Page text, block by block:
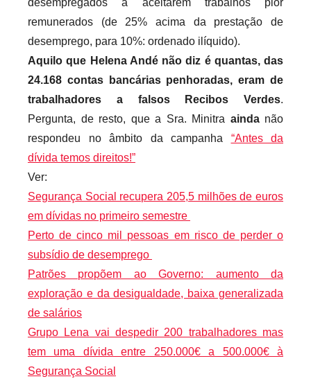
remunerados (de 25% acima da prestação de
desemprego, para 10%: ordenado ilíquido).
Aquilo que Helena Andé não diz é quantas, das
24.168 contas bancárias penhoradas, eram de
trabalhadores a falsos Recibos Verdes.
Pergunta, de resto, que a Sra. Minitra ainda não
respondeu no âmbito da campanha “Antes da
dívida temos direitos!”
Ver:
Segurança Social recupera 205,5 milhões de euros
em dívidas no primeiro semestre
Perto de cinco mil pessoas em risco de perder o
subsídio de desemprego
Patrões propõem ao Governo: aumento da
exploração e da desigualdade, baixa generalizada
de salários
Grupo Lena vai despedir 200 trabalhadores mas
tem uma dívida entre 250.000€ a 500.000€ à
Segurança Social